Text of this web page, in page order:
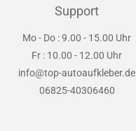
Support
Mo - Do : 9.00 - 15.00 Uhr
Fr : 10.00 - 12.00 Uhr
info@top-autoaufkleber.de
06825-40306460